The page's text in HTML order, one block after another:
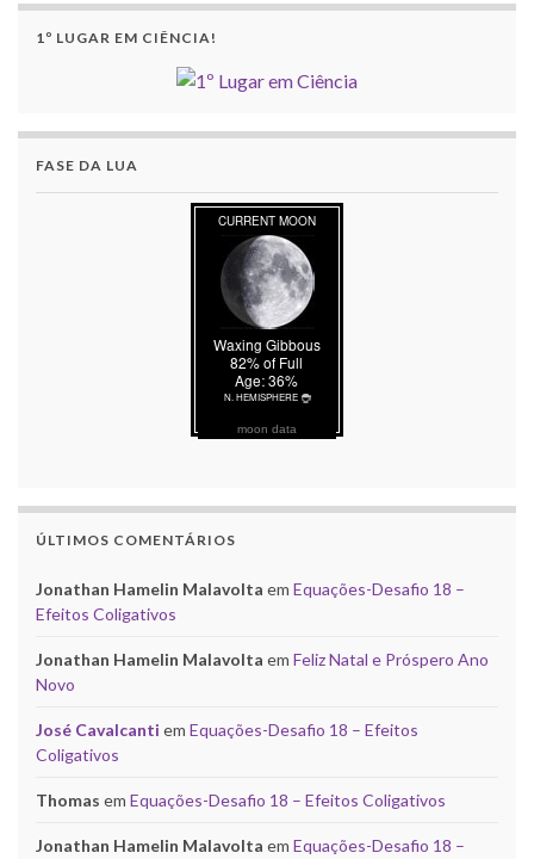
1º LUGAR EM CIÊNCIA!
FASE DA LUA
moon data
ÚLTIMOS COMENTÁRIOS
Jonathan Hamelin Malavolta em Equações-Desafio 18 –
Efeitos Coligativos
Jonathan Hamelin Malavolta em Feliz Natal e Próspero Ano
Novo
José Cavalcanti em Equações-Desafio 18 – Efeitos
Coligativos
Thomas em Equações-Desafio 18 – Efeitos Coligativos
Jonathan Hamelin Malavolta em Equações-Desafio 18 –